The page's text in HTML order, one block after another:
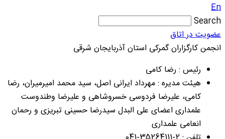
En
Search
عضویت در اتاق
انجمن کارگزاران گمرکی استان آذربایجان شرقی
رئیس : رضا کامی
هیئت مدیره : مهرداد ایرانی اصل، سید محمد امیرمیران، رضا
کامی، علیرضا فردوسی خسروشاهی و علیرضا وطندوست
علمداری اعضای علی البدل سیدرضا حسینی تبریزی و رحمان
انعامی علمداری